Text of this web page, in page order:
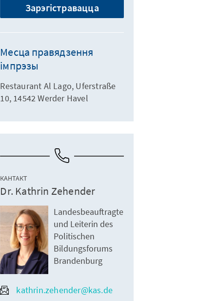
Зарэгістравацца
Месца правядзення
імпрэзы
Restaurant Al Lago, Uferstraße
10, 14542 Werder Havel
КАНТАКТ
Dr. Kathrin Zehender
Landesbeauftragte
und Leiterin des
Politischen
Bildungsforums
Brandenburg
kathrin.zehender@kas.de